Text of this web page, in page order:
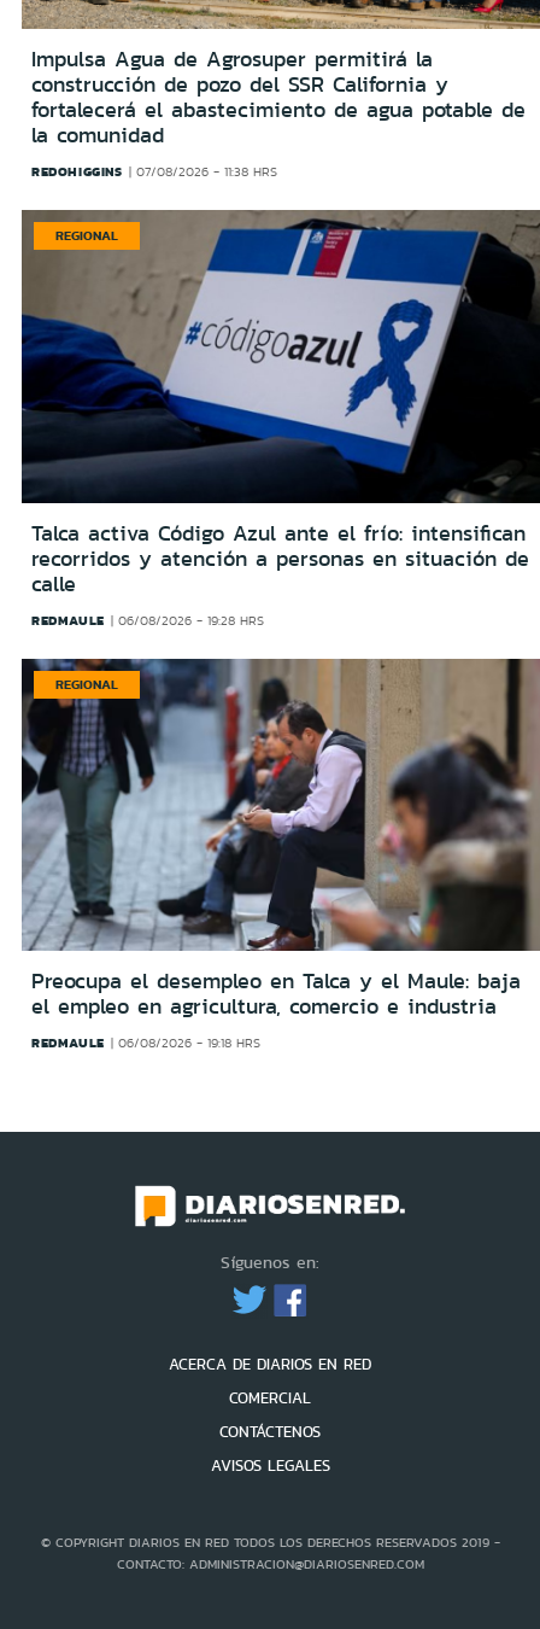
Impulsa Agua de Agrosuper permitirá la
construcción de pozo del SSR California y
fortalecerá el abastecimiento de agua potable de
la comunidad
REDOHIGGINS 07/08/2026 - 11:38 HRS
REGIONAL
Talca activa Código Azul ante el frío: intensifican
recorridos y atención a personas en situación de
calle
REDMAULE 06/08/2026 - 19:28 HRS
REGIONAL
Preocupa el desempleo en Talca y el Maule: baja
el empleo en agricultura, comercio e industria
REDMAULE 06/08/2026 - 19:18 HRS
Síguenos en:
ACERCA DE DIARIOS EN RED
COMERCIAL
CONTÁCTENOS
AVISOS LEGALES
© COPYRIGHT DIARIOS EN RED TODOS LOS DERECHOS RESERVADOS 2019 -
CONTACTO: ADMINISTRACION@DIARIOSENRED.COM